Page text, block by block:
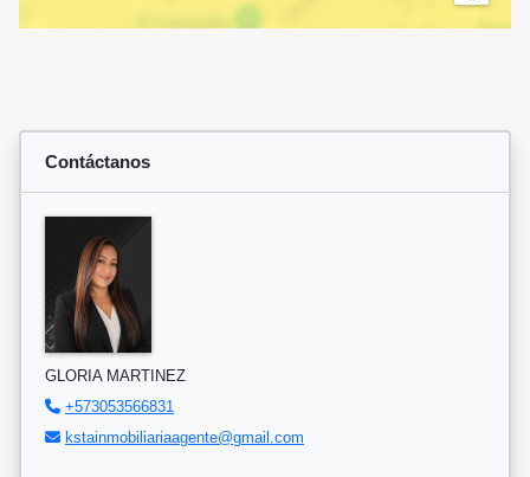
Contáctanos
GLORIA MARTINEZ
+573053566831
kstainmobiliariaagente@gmail.com